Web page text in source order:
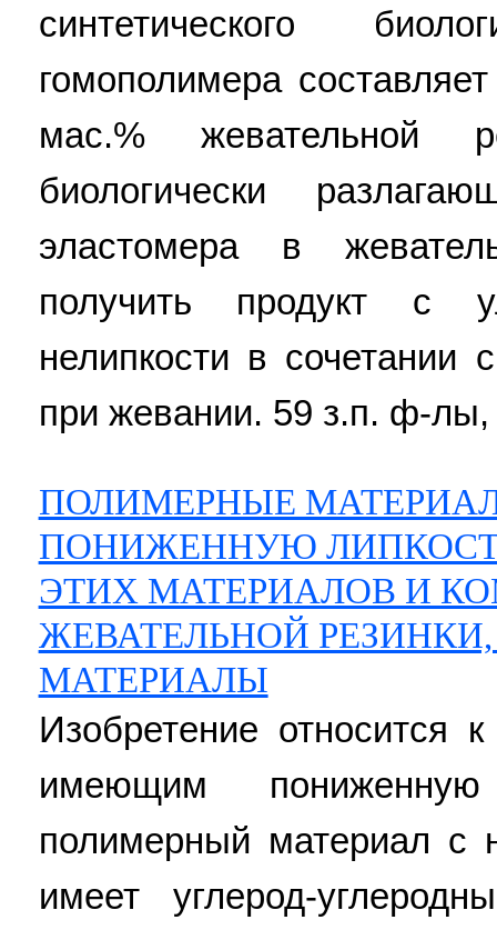
синтетического
гомополимера
мас.% жевательной
биологически
эластомера в
получить продукт с
нелипкости в
при жевании. 59 з.п. ф-лы,
ПОЛИМЕРНЫЕ
ПОНИЖЕННУЮ
ЭТИХ МАТЕРИАЛОВ И
ЖЕВАТЕЛЬНОЙ
МАТЕРИАЛЫ
Изобретение относится
имеющим
полимерный материал с
имеет углерод-